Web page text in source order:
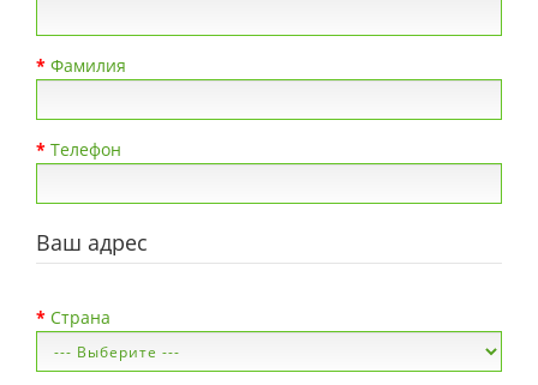
Фамилия
Телефон
Ваш адрес
Страна